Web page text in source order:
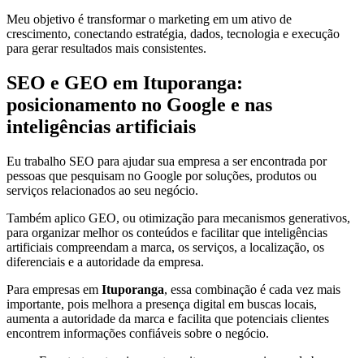
Meu objetivo é transformar o marketing em um ativo de
crescimento, conectando estratégia, dados, tecnologia e execução
para gerar resultados mais consistentes.
SEO e GEO em Ituporanga:
posicionamento no Google e nas
inteligências artificiais
Eu trabalho SEO para ajudar sua empresa a ser encontrada por
pessoas que pesquisam no Google por soluções, produtos ou
serviços relacionados ao seu negócio.
Também aplico GEO, ou otimização para mecanismos generativos,
para organizar melhor os conteúdos e facilitar que inteligências
artificiais compreendam a marca, os serviços, a localização, os
diferenciais e a autoridade da empresa.
Para empresas em Ituporanga, essa combinação é cada vez mais
importante, pois melhora a presença digital em buscas locais,
aumenta a autoridade da marca e facilita que potenciais clientes
encontrem informações confiáveis sobre o negócio.